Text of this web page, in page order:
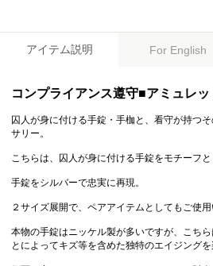
アイテム説明 For English
コンプライアンス遵守■アミュレッ
囚人が身に付ける手錠・手枷と、看守が持つ
サリー。
こちらは、囚人が身に付ける手錠をモチーフと
手錠をシルバーで忠実に再現。
２サイズ展開で、ペアアイテムとしてもご使用
本物の手錠はニッケル製が多いですが、こち
とによってキズ等を含めた独特のエイジングを